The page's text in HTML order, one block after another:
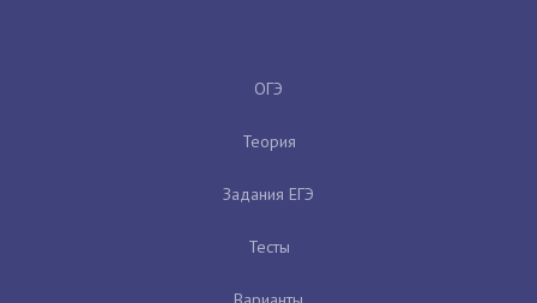
ОГЭ
Теория
Задания ЕГЭ
Тесты